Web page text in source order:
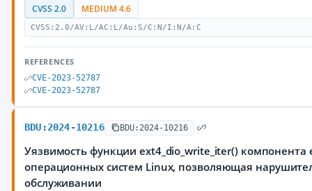
CVSS 2.0 MEDIUM 4.6
CVSS:2.0/AV:L/AC:L/Au:S/C:N/I:N/A:C
REFERENCES
CVE-2023-52787
CVE-2023-52787
BDU:2024-10216 BDU:2024-10216
Уязвимость функции ext4_dio_write_iter() компонента
операционных систем Linux, позволяющая
обслуживании